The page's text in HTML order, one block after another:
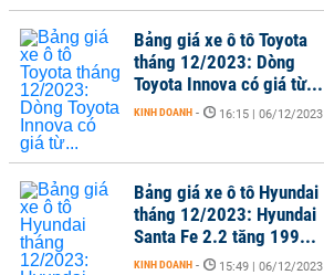
Bảng giá xe ô tô Toyota
tháng 12/2023: Dòng
Toyota Innova có giá từ...
KINH DOANH - 16:15 | 06/12/2023
Bảng giá xe ô tô Hyundai
tháng 12/2023: Hyundai
Santa Fe 2.2 tăng 199...
KINH DOANH - 15:49 | 06/12/2023